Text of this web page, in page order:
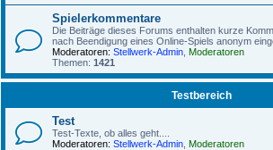
Spielerkommentare
Die Beiträge dieses Forums enthalten kurze
nach Beendigung eines Online-Spiels anonym
Moderatoren: Stellwerk-Admin Moderatoren
Themen: 1421
Testbereich
Test
Test-Texte, ob alles geht....
Moderatoren: Stellwerk-Admin Moderatoren